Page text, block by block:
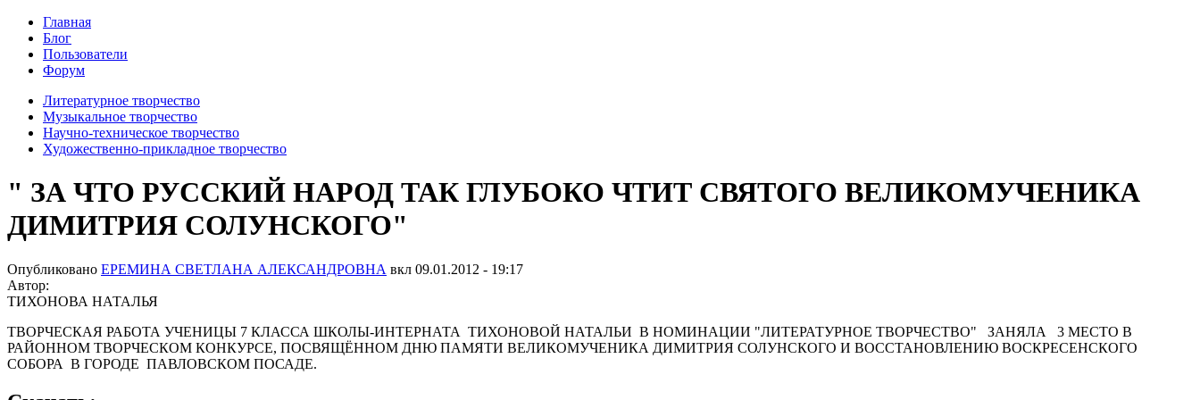
Главная
Блог
Пользователи
Форум
Литературное творчество
Музыкальное творчество
Научно-техническое творчество
Художественно-прикладное творчество
" ЗА ЧТО РУССКИЙ НАРОД ТАК ГЛУБОКО ЧТИТ СВЯТОГО ВЕЛИКОМУЧЕНИКА
ДИМИТРИЯ СОЛУНСКОГО"
Опубликовано ЕРЕМИНА СВЕТЛАНА АЛЕКСАНДРОВНА вкл 09.01.2012 - 19:17
Автор:
ТИХОНОВА НАТАЛЬЯ
ТВОРЧЕСКАЯ РАБОТА УЧЕНИЦЫ 7 КЛАССА ШКОЛЫ-ИНТЕРНАТА ТИХОНОВОЙ НАТАЛЬИ В НОМИНАЦИИ "ЛИТЕРАТУРНОЕ ТВОРЧЕСТВО" ЗАНЯЛА 3 МЕСТО В
РАЙОННОМ ТВОРЧЕСКОМ КОНКУРСЕ, ПОСВЯЩЁННОМ ДНЮ ПАМЯТИ ВЕЛИКОМУЧЕНИКА ДИМИТРИЯ СОЛУНСКОГО И ВОССТАНОВЛЕНИЮ ВОСКРЕСЕНСКОГО
СОБОРА В ГОРОДЕ ПАВЛОВСКОМ ПОСАДЕ.